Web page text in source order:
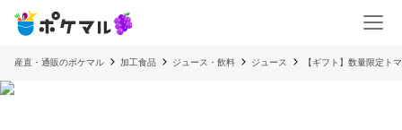
産直・通販のポケマル 加工食品 ジュース・飲料 ジュース 【ギフト】数量限定ト